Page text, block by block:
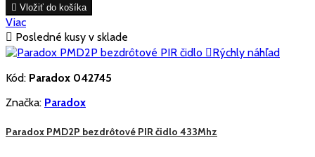
 Vložiť do košíka
Viac
 Posledné kusy v sklade
Rýchly náhľad
Kód: Paradox 042745
Značka: Paradox
Paradox PMD2P bezdrôtové PIR čidlo 433Mhz